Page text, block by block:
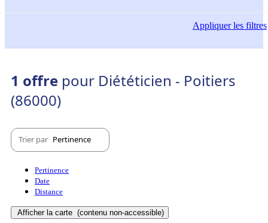
Appliquerles filtres
1 offre pour Diététicien - Poitiers
(86000)
Trier par Pertinence
Pertinence
Date
Distance
Afficher la carte (contenu non-accessible)